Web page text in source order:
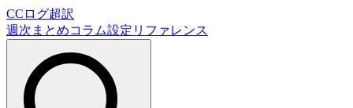
CCログ超訳
週次まとめコラム設定リファレンス